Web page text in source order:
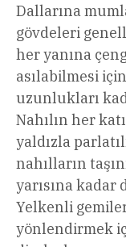
Dallarına
gövdeleri
her yanına
asılabilmesi
uzunlukları
Nahılın her
yaldızla
nahılların
yarısına
Yelkenli
yönlendirmek